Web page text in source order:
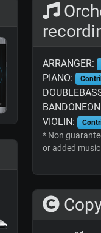
ARRANGER:
PIANO:
VIOLIN:
* Non
or added